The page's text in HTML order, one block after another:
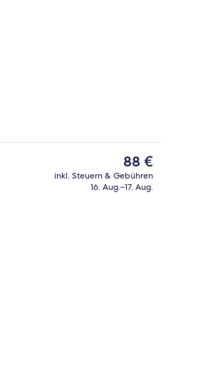
Bar (in der Unterkunft)
Der
aktuelle
Preis
88 €
inkl. Steuern & Gebühren
16. Aug.–17. Aug.